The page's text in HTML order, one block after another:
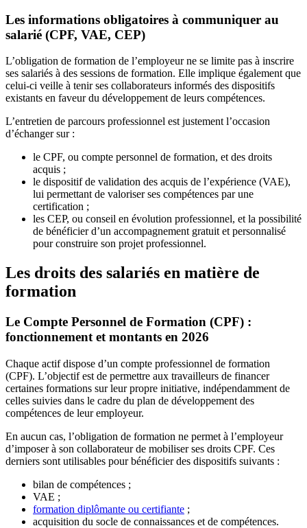
Les informations obligatoires à communiquer au
salarié (CPF, VAE, CEP)
L’obligation de formation de l’employeur ne se limite pas à inscrire
ses salariés à des sessions de formation. Elle implique également que
celui-ci veille à tenir ses collaborateurs informés des dispositifs
existants en faveur du développement de leurs compétences.
L’entretien de parcours professionnel est justement l’occasion
d’échanger sur :
le CPF, ou compte personnel de formation, et des droits
acquis ;
le dispositif de validation des acquis de l’expérience (VAE),
lui permettant de valoriser ses compétences par une
certification ;
les CEP, ou conseil en évolution professionnel, et la possibilité
de bénéficier d’un accompagnement gratuit et personnalisé
pour construire son projet professionnel.
Les droits des salariés en matière de
formation
Le Compte Personnel de Formation (CPF) :
fonctionnement et montants en 2026
Chaque actif dispose d’un compte professionnel de formation
(CPF). L’objectif est de permettre aux travailleurs de financer
certaines formations sur leur propre initiative, indépendamment de
celles suivies dans le cadre du plan de développement des
compétences de leur employeur.
En aucun cas, l’obligation de formation ne permet à l’employeur
d’imposer à son collaborateur de mobiliser ses droits CPF. Ces
derniers sont utilisables pour bénéficier des dispositifs suivants :
bilan de compétences ;
VAE ;
formation diplômante ou certifiante ;
acquisition du socle de connaissances et de compétences.